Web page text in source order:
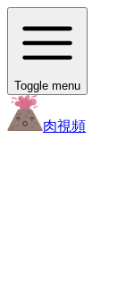
Toggle menu
肉視頻